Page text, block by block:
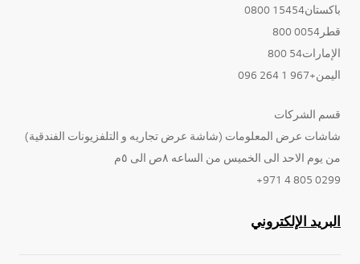
باكستان15454 0800
قطر0054 800
الإمارات54 800
اليمن+967 1 264 096
قسم الشركات
شاشات عرض المعلومات (شاشة عرض تجاريه و التلفزيونات الفندقية)
من يوم الاحد الى الخميس من الساعه ٨ص الى ٥م
0299 805 4 971+
البريد الإلكتروني